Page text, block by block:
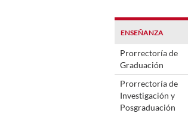
ENSEÑANZA
Prorrectoría de
Graduación
Prorrectoría de
Investigación y
Posgraduación